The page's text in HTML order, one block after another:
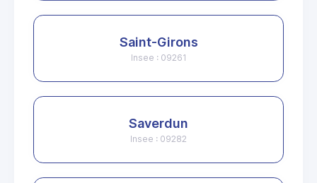
Saint-Girons
Insee : 09261
Saverdun
Insee : 09282